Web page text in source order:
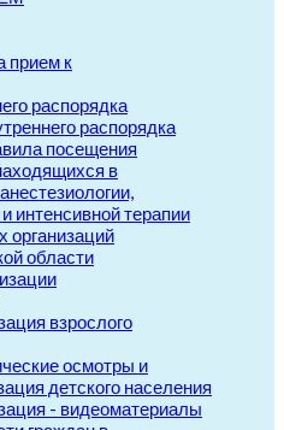
прием к
распорядка
распорядка
посещения
в
интенсивной терапии
организаций
области
взрослого
осмотры и
детского населения
- видеоматериалы